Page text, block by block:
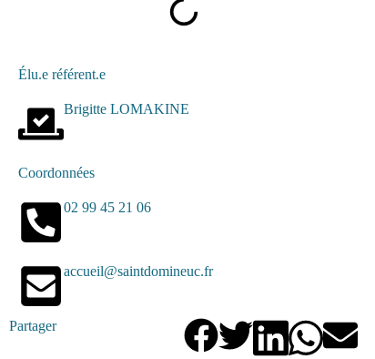
Élu.e référent.e
Brigitte LOMAKINE
Coordonnées
02 99 45 21 06
accueil@saintdomineuc.fr
Partager